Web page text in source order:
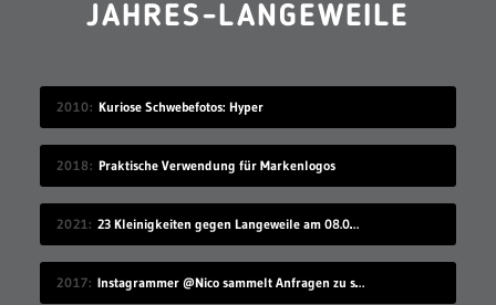
JAHRES-LANGEWEILE
2010 Kuriose Schwebefotos: Hyper
2018 Praktische Verwendung für Markenlogos
2021 23 Kleinigkeiten gegen Langeweile am 08.08.2021
2017 Instagrammer @Nico sammelt Anfragen zu seinem Benutzernamen